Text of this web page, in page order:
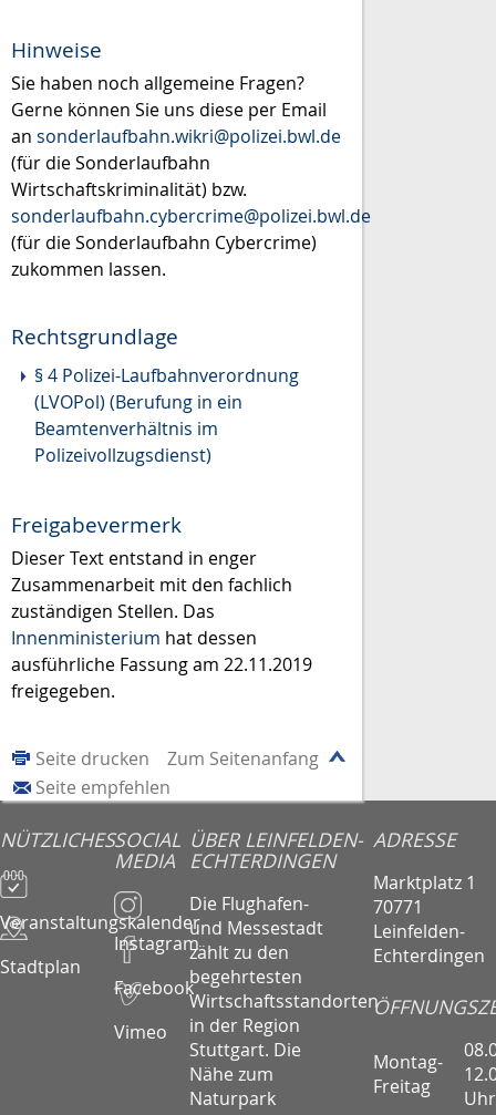
Hinweise
Sie haben noch allgemeine Fragen?
Gerne können Sie uns diese per Email
an sonderlaufbahn.wikri@polizei.bwl.de
(für die Sonderlaufbahn
Wirtschaftskriminalität) bzw.
sonderlaufbahn.cybercrime@polizei.bwl.de
(für die Sonderlaufbahn Cybercrime)
zukommen lassen.
Rechtsgrundlage
§ 4 Polizei-Laufbahnverordnung
(LVOPol) (Berufung in ein
Beamtenverhältnis im
Polizeivollzugsdienst)
Freigabevermerk
Dieser Text entstand in enger
Zusammenarbeit mit den fachlich
zuständigen Stellen. Das
Innenministerium hat dessen
ausführliche Fassung am 22.11.2019
freigegeben.
Zum Seitenanfang
Seite drucken
Seite empfehlen
NÜTZLICHES
Veranstaltungskalender
Stadtplan
SOCIAL
MEDIA
Instagram
Facebook
Vimeo
ÜBER LEINFELDEN-
ECHTERDINGEN
Die Flughafen-
und Messestadt
zählt zu den
begehrtesten
Wirtschaftsstandorten
in der Region
Stuttgart. Die
Nähe zum
Naturpark
ADRESSE
Marktplatz 1
70771
Leinfelden-
Echterdingen
Montag-
Freitag
Uhr